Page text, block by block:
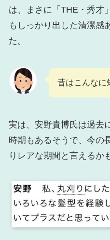
は、まさに「THE・秀才
もしっかり出した清潔感
た。
昔はこんなに
実は、安野貴博氏は過去
時期もあるそうで、今の
りレアな期間と言えるか